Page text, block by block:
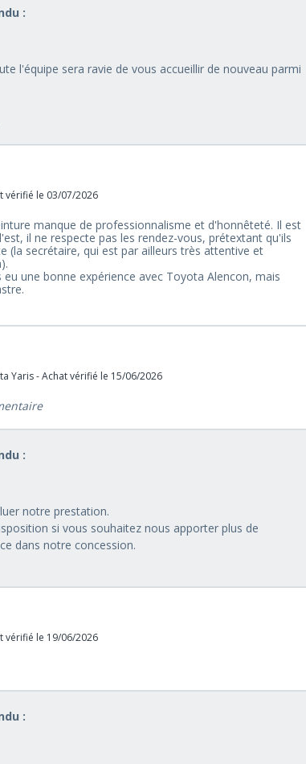
:
l'équipe sera ravie de vous accueillir de nouveau parmi
vérifié le 03/07/2026
manque de professionnalisme et d'honnêteté. Il est
il ne respecte pas les rendez-vous, prétextant qu'ils
(la secrétaire, qui est par ailleurs très attentive et
une bonne expérience avec Toyota Alencon, mais
Yaris - Achat vérifié le 15/06/2026
:
notre prestation.
si vous souhaitez nous apporter plus de
dans notre concession.
vérifié le 19/06/2026
: